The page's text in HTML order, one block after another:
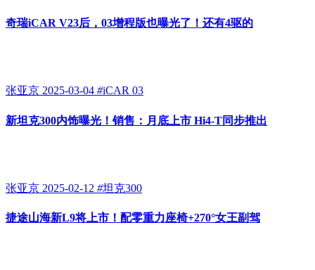
奇瑞iCAR V23后，03增程版也曝光了！还有4驱的
张亚京 2025-03-04 #iCAR 03
新坦克300内饰曝光！销售：月底上市 Hi4-T同步推出
张亚京 2025-02-12 #坦克300
捷途山海新L9将上市！配零重力座椅+270°女王副驾